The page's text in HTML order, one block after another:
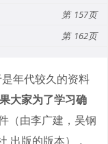
157
162
年代较久的资料
大家为了学习确
（由李广建，吴钢
出版的版本） 。